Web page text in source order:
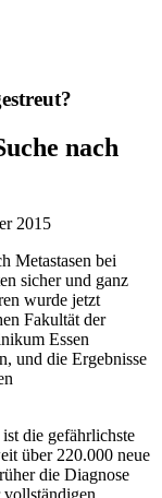
nach
2015
Metastasen bei
sicher und ganz
wurde jetzt
Fakultät der
Essen
und die Ergebnisse
die gefährlichste
über 220.000 neue
die Diagnose
vollständigen